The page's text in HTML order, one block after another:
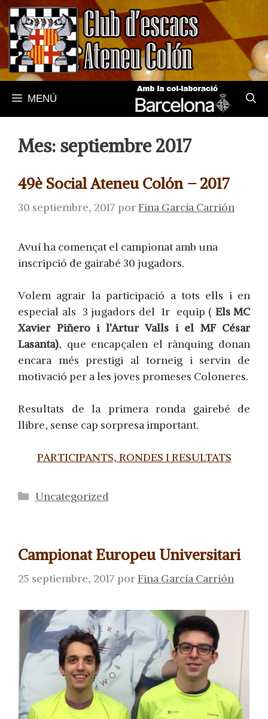
Saltar
al
contenido
MENÚ
Mes: septiembre 2017
49è Social Ateneu Colón – 2017
30 septiembre, 2017 porFina García Carrión
Avuí ha començat el campionat amb una
inscripció de gairabé 30 jugadors.
Volem agrair la participació a tots ells i en
especial als 3 jugadors del 1r equip ( Els MC
Xavier Piñero i l’Artur Valls i el MF César
Lasanta), que encapçalen el rànquing donan
encara més prestigi al torneig i servin de
motivació per a les joves promeses Coloneres.
Resultats de la primera ronda gairebé de
llibre, sense cap sorpresa important.
PARTICIPANTS, RONDES I RESULTATS
Categorías
Uncategorized
Campionat Europeu Universitari
25 septiembre, 2017 porFina García Carrión